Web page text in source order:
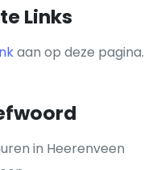
Links
aan op deze pagina.
in Heerenveen